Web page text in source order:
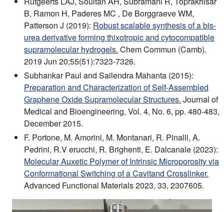
B, Ramon H, Paderes MC , De Borggraeve WM,
Patterson J (2019): Robust scalable synthesis of a bis-
urea derivative forming thixotropic and cytocompatible
supramolecular hydrogels. Chem Commun (Camb).
2019 Jun 20;55(51):7323-7326.
Subhankar Paul and Sailendra Mahanta (2015):
Preparation and Characterization of Self-Assembled
Graphene Oxide Supramolecular Structures. Journal of
Medical and Bioengineering, Vol. 4, No. 6, pp. 480-483,
December 2015.
F. Portone, M. Amorini, M. Montanari, R. Pinalli, A.
Pedrini, R.V erucchi, R. Brighenti, E. Dalcanale (2023):
Molecular Auxetic Polymer of Intrinsic Microporosity via
Conformational Switching of a Cavitand Crosslinker.
Advanced Functional Materials 2023, 33, 2307605.